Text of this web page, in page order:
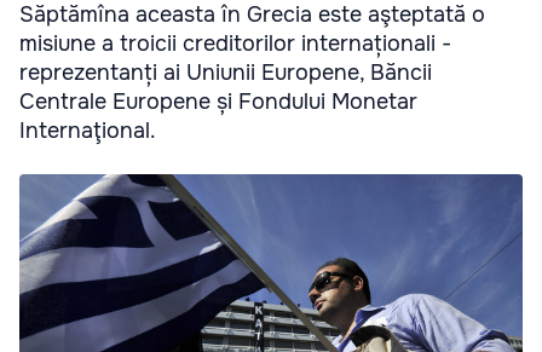
Săptămîna aceasta în Grecia este aşteptată o
misiune a troicii creditorilor internaționali -
reprezentanți ai Uniunii Europene, Băncii
Centrale Europene și Fondului Monetar
Internaţional.